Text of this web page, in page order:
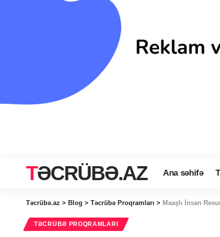
TƏCRÜBƏ.AZ Ana səhifə
Təcrübə.az > Blog > Təcrübə Proqramları > Maaşlı İnsan
TƏCRÜBƏ PROQRAMLARI